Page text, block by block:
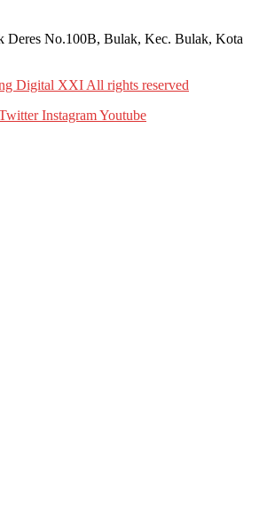
Deres No.100B, Bulak, Kec. Bulak, Kota
Digital XXI All rights reserved
InstagramYoutube